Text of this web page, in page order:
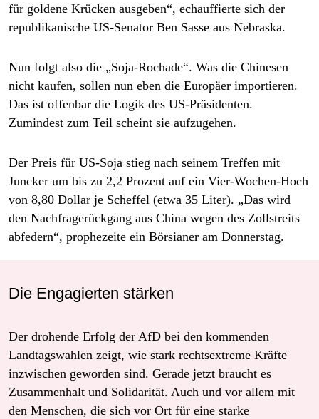
für goldene Krücken ausgeben“, echauffierte sich der
republikanische US-Senator Ben Sasse aus Nebraska.
Nun folgt also die „Soja-Rochade“. Was die Chinesen
nicht kaufen, sollen nun eben die Europäer importieren.
Das ist offenbar die Logik des US-Präsidenten.
Zumindest zum Teil scheint sie aufzugehen.
Der Preis für US-Soja stieg nach seinem Treffen mit
Juncker um bis zu 2,2 Prozent auf ein Vier-Wochen-Hoch
von 8,80 Dollar je Scheffel (etwa 35 Liter). „Das wird
den Nachfragerückgang aus China wegen des Zollstreits
abfedern“, prophezeite ein Börsianer am Donnerstag.
Die Engagierten stärken
Der drohende Erfolg der AfD bei den kommenden
Landtagswahlen zeigt, wie stark rechtsextreme Kräfte
inzwischen geworden sind. Gerade jetzt braucht es
Zusammenhalt und Solidarität. Auch und vor allem mit
den Menschen, die sich vor Ort für eine starke